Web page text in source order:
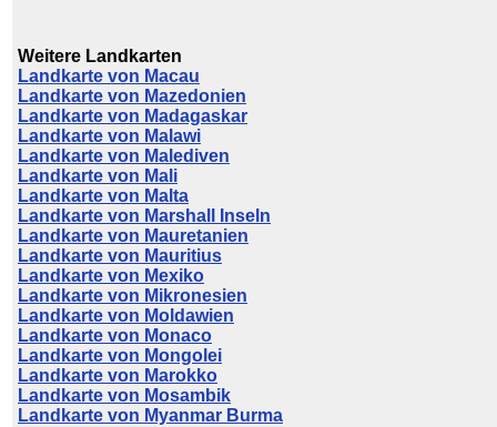
Weitere Landkarten
Landkarte von Macau
Landkarte von Mazedonien
Landkarte von Madagaskar
Landkarte von Malawi
Landkarte von Malediven
Landkarte von Mali
Landkarte von Malta
Landkarte von Marshall Inseln
Landkarte von Mauretanien
Landkarte von Mauritius
Landkarte von Mexiko
Landkarte von Mikronesien
Landkarte von Moldawien
Landkarte von Monaco
Landkarte von Mongolei
Landkarte von Marokko
Landkarte von Mosambik
Landkarte von Myanmar Burma